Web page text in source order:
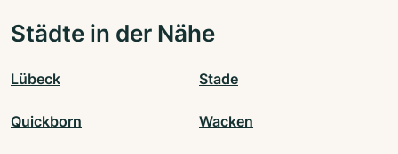
Städte in der Nähe
Lübeck Stade
Quickborn Wacken